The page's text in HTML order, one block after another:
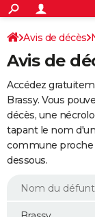
ACTUALITÉS
Politique
Société
Faits Divers
Education
Monde
Villes
+
SPORT
Coupe du monde
Football
Tennis
Cyclisme
Rugby
Forum
Programme TV
TNT
Streaming
Cinéma
Sorties cinéma
Musique
+
FINANCE
Retraite
Epargne
Immobilier
Risques naturels
Assurance
AUTO
Essais
Réserver un essai
Citadines
Berlines
SUV
Forum auto
+
HIGH-TECH
BRICOLAGE
WEEK-END
Avis de décès
Avis de
Accédez
Brassy. Vous
décès, une
tapant le nom
commune proche
dessous.